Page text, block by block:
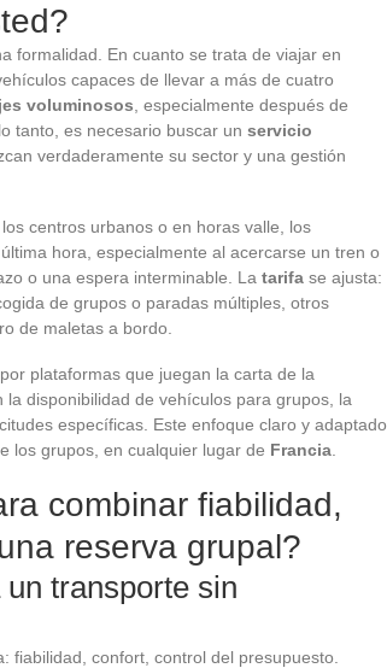
formalidad. En cuanto se trata de viajar en
capaces de llevar a más de cuatro
voluminosos , especialmente después de
lo tanto, es necesario buscar un servicio
verdaderamente su sector y una gestión
centros urbanos o en horas valle, los
hora, especialmente al acercarse un tren o
o una espera interminable. La tarifa se ajusta:
de grupos o paradas múltiples, otros
de maletas a bordo.
plataformas que juegan la carta de la
disponibilidad de vehículos para grupos, la
específicas. Este enfoque claro y adaptado
los grupos, en cualquier lugar de Francia
combinar fiabilidad,
reserva grupal?
transporte sin
fiabilidad, confort, control del presupuesto.